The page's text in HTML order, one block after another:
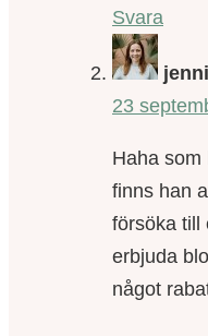
Svara
23
Haha som
finns han
försöka till
erbjuda
något